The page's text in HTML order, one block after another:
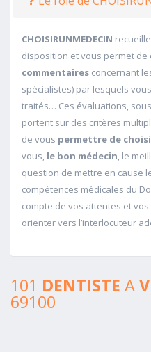
CHOISIRUNMEDECIN
disposition et vous permet de
commentaires concernant
spécialistes) par lesquels
traités… Ces évaluations,
portent sur des critères
de vous permettre de
vous, le bon médecin, le
question de mettre en cause
compétences médicales du
compte de vos attentes et
orienter vers l’interlocuteur
101 DENTISTE A
69100